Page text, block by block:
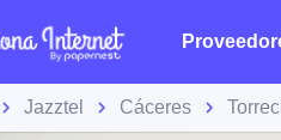
Jazztel Cáceres